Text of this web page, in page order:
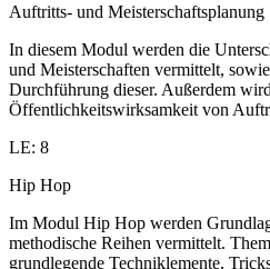
Auftritts- und Meisterschaftsplanung
In diesem Modul werden die
und Meisterschaften vermittelt,
Durchführung dieser. Außerdem
Öffentlichkeitswirksamkeit von
LE: 8
Hip Hop
Im Modul Hip Hop werden
methodische Reihen vermittelt.
grundlegende Techniklemente,